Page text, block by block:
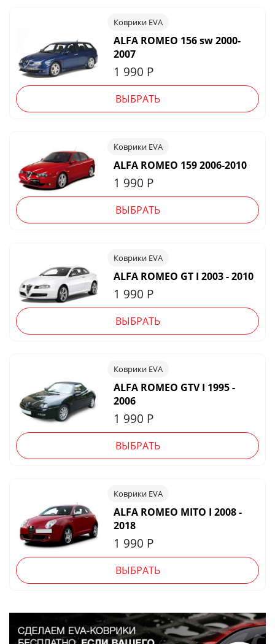
Коврики EVA
ALFA ROMEO 156 sw 2000-
2007
1 990 Р
ВЫБРАТЬ
Коврики EVA
ALFA ROMEO 159 2006-2010
1 990 Р
ВЫБРАТЬ
Коврики EVA
ALFA ROMEO GT I 2003 - 2010
1 990 Р
ВЫБРАТЬ
Коврики EVA
ALFA ROMEO GTV I 1995 -
2006
1 990 Р
ВЫБРАТЬ
Коврики EVA
ALFA ROMEO MITO I 2008 -
2018
1 990 Р
ВЫБРАТЬ